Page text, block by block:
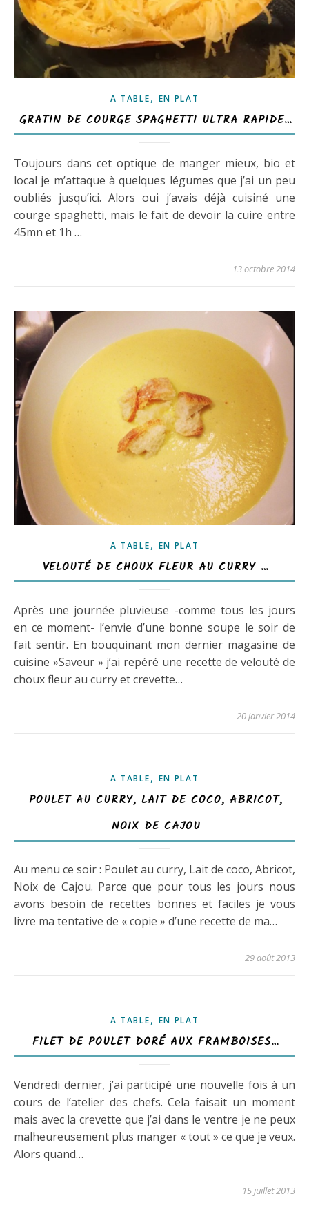
A TABLE, EN PLAT
GRATIN DE COURGE SPAGHETTI ULTRA RAPIDE…
Toujours dans cet optique de manger mieux, bio et
local je m’attaque à quelques légumes que j’ai un peu
oubliés jusqu’ici. Alors oui j’avais déjà cuisiné une
courge spaghetti, mais le fait de devoir la cuire entre
45mn et 1h …
13 octobre 2014
A TABLE, EN PLAT
VELOUTÉ DE CHOUX FLEUR AU CURRY …
Après une journée pluvieuse -comme tous les jours
en ce moment- l’envie d’une bonne soupe le soir de
fait sentir. En bouquinant mon dernier magasine de
cuisine »Saveur » j’ai repéré une recette de velouté de
choux fleur au curry et crevette…
20 janvier 2014
A TABLE, EN PLAT
POULET AU CURRY, LAIT DE COCO, ABRICOT,
NOIX DE CAJOU
Au menu ce soir : Poulet au curry, Lait de coco, Abricot,
Noix de Cajou. Parce que pour tous les jours nous
avons besoin de recettes bonnes et faciles je vous
livre ma tentative de « copie » d’une recette de ma…
29 août 2013
A TABLE, EN PLAT
FILET DE POULET DORÉ AUX FRAMBOISES…
Vendredi dernier, j’ai participé une nouvelle fois à un
cours de l’atelier des chefs. Cela faisait un moment
mais avec la crevette que j’ai dans le ventre je ne peux
malheureusement plus manger « tout » ce que je veux.
Alors quand…
15 juillet 2013